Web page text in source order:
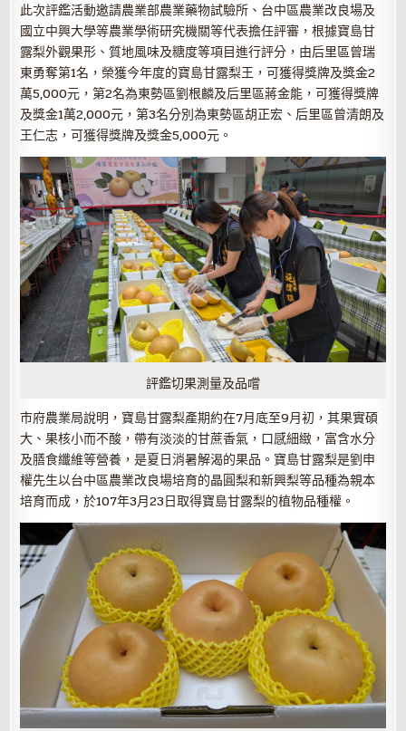
此次評鑑活動邀請農業部農業藥物試驗所、台中區農業改良場及
國立中興大學等農業學術研究機關等代表擔任評審，根據寶島甘
露梨外觀果形、質地風味及糖度等項目進行評分，由后里區曾瑞
東勇奪第1名，榮獲今年度的寶島甘露梨王，可獲得獎牌及獎金2
萬5,000元，第2名為東勢區劉根麟及后里區蔣金能，可獲得獎牌
及獎金1萬2,000元，第3名分別為東勢區胡正宏、后里區曾清朗及
王仁志，可獲得獎牌及獎金5,000元。
評鑑切果測量及品嚐
市府農業局說明，寶島甘露梨產期約在7月底至9月初，其果實碩
大、果核小而不酸，帶有淡淡的甘蔗香氣，口感細緻，富含水分
及膳食纖維等營養，是夏日消暑解渴的果品。寶島甘露梨是劉申
權先生以台中區農業改良場培育的晶圓梨和新興梨等品種為親本
培育而成，於107年3月23日取得寶島甘露梨的植物品種權。